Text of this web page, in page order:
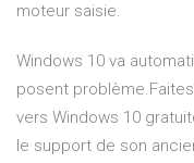
moteur saisie.
Windows 10 va
posent
vers Windows 10
le support de son